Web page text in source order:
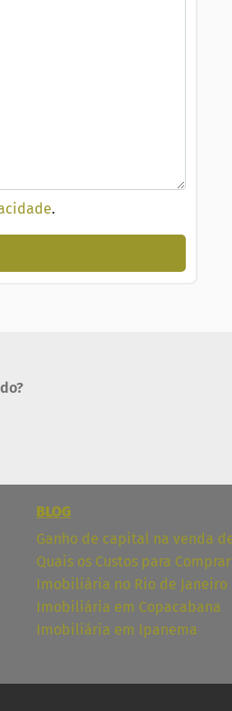
.
BLOG
Ganho de capital na venda
Quais os Custos para
Imobiliária no Rio de Janeiro
Imobiliária em Copacabana
Imobiliária em Ipanema